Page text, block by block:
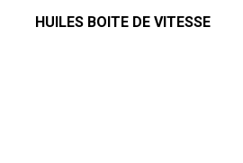
HUILES BOITE DE VITESSE